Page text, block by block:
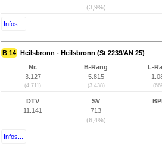
(3,9%)
Infos...
B 14 Heilsbronn - Heilsbronn (St 2239/AN 25)
Nr.
3.127
(4.711)
B-Rang
5.815
(3.438)
L-
DTV
11.141
SV
713
(6,4%)
Infos...